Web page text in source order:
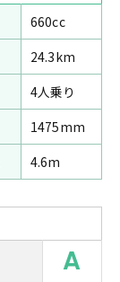
660cc
24.3km
4人乗り
1475mm
4.6m
A